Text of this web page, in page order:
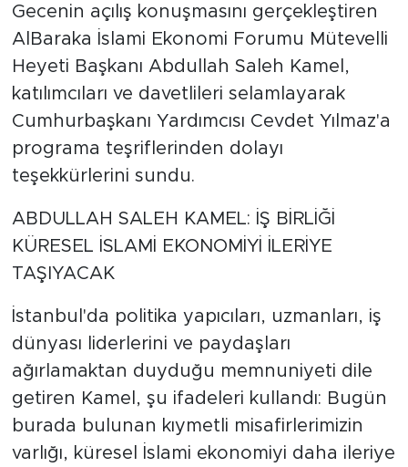
Gecenin açılış konuşmasını gerçekleştiren
AlBaraka İslami Ekonomi Forumu Mütevelli
Heyeti Başkanı Abdullah Saleh Kamel,
katılımcıları ve davetlileri selamlayarak
Cumhurbaşkanı Yardımcısı Cevdet Yılmaz'a
programa teşriflerinden dolayı
teşekkürlerini sundu.
ABDULLAH SALEH KAMEL: İŞ BİRLİĞİ
KÜRESEL İSLAMİ EKONOMİYİ İLERİYE
TAŞIYACAK
İstanbul'da politika yapıcıları, uzmanları, iş
dünyası liderlerini ve paydaşları
ağırlamaktan duyduğu memnuniyeti dile
getiren Kamel, şu ifadeleri kullandı: Bugün
burada bulunan kıymetli misafirlerimizin
varlığı, küresel İslami ekonomiyi daha ileriye